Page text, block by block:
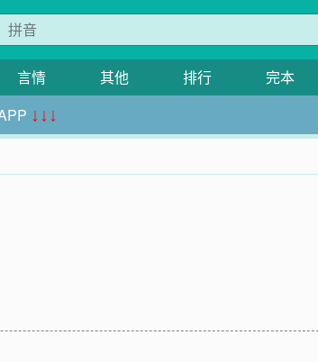
言情 其他 排行 完本
↓↓↓